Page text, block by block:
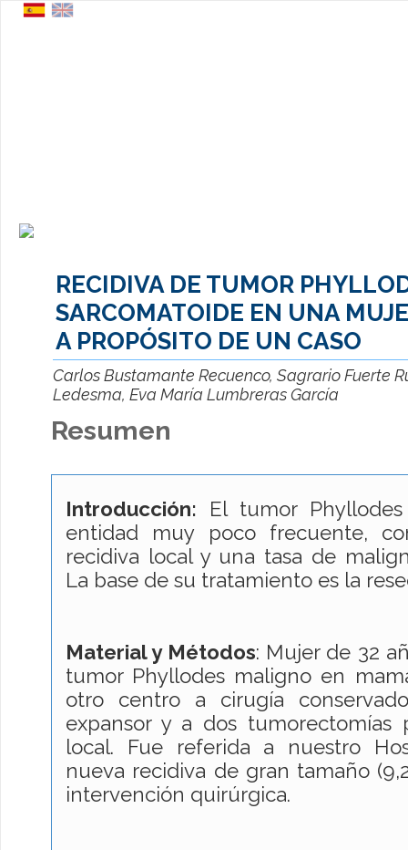
RECIDIVA DE TUMOR
SARCOMATOIDE EN UNA
A PROPÓSITO DE UN CASO
Carlos Bustamante Recuenco, Sagrario Fuerte
Ledesma, Eva María Lumbreras García
Resumen
Introducción: El tumor
entidad muy poco frecuente,
recidiva local y una tasa de
La base de su tratamiento es la
Material y Métodos: Mujer de 32
tumor Phyllodes maligno en
otro centro a cirugía
expansor y a dos tumorectomías
local. Fue referida a nuestro
nueva recidiva de gran tamaño
intervención quirúrgica.